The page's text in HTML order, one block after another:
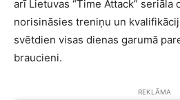
arī Lietuvas “Time Attack” seriāla
norisināsies treniņu un
svētdien visas dienas garumā
braucieni.
REKLĀMA